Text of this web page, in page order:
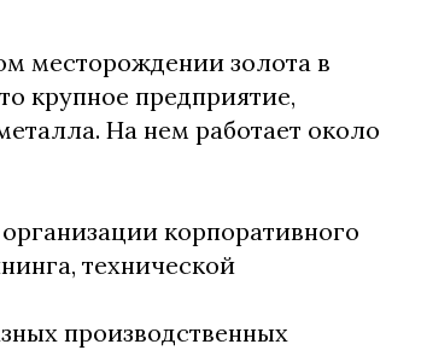
месторождении золота в
крупное предприятие,
На нем работает около
корпоративного
технической
производственных